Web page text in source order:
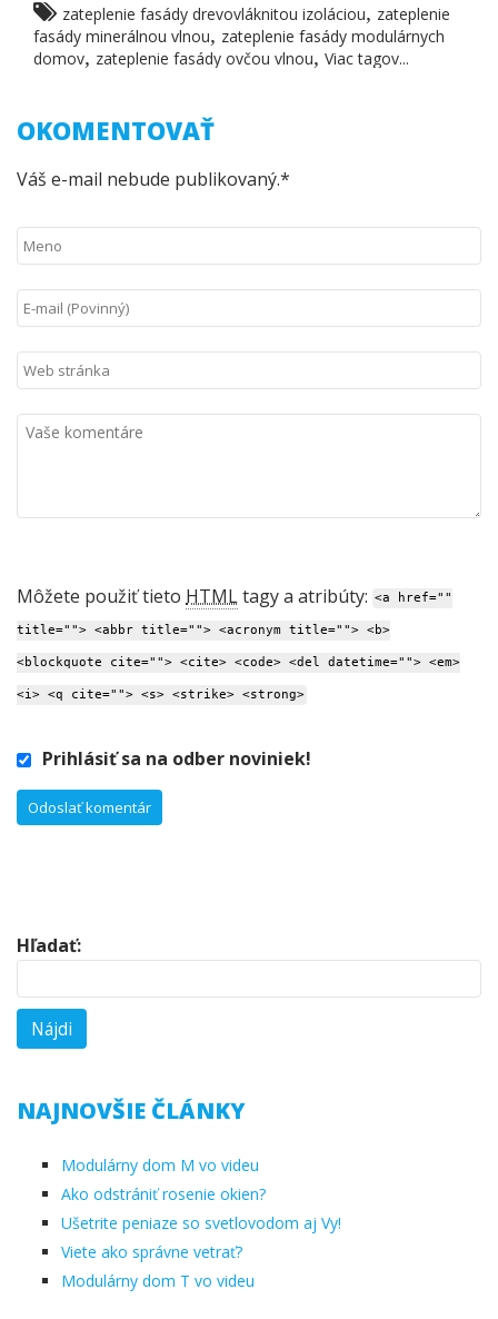
zateplenie fasády drevovláknitou izoláciou
zateplenie
fasády minerálnou vlnou
zateplenie fasády modulárnych
domov zateplenie fasády ovčou vlnou Viac tagov...
OKOMENTOVAŤ
Váš e-mail nebude publikovaný.*
Môžete použiť tieto HTMLtagy a atribúty: <a href=""
title=""> <abbr title=""> <acronym title=""> <b>
<blockquote cite=""> <cite> <code> <del datetime=""> <em>
<i> <q cite=""> <s> <strike> <strong>
Prihlásiť sa na odber noviniek!
Hľadať:
NAJNOVŠIE ČLÁNKY
Modulárny dom M vo videu
Ako odstrániť rosenie okien?
Ušetrite peniaze so svetlovodom aj Vy!
Viete ako správne vetrať?
Modulárny dom T vo videu